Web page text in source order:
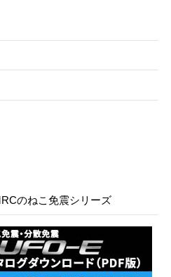
のねこ免震シリーズ